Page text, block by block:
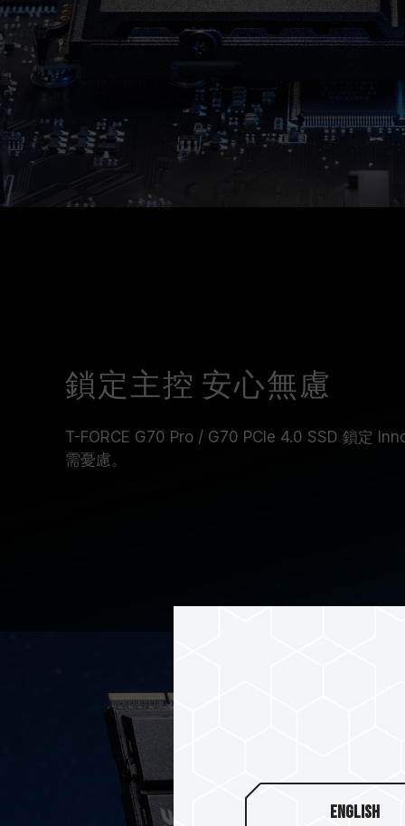
鎖定主控 安心無慮
T-FORCE G70 Pro / G70 PCIe 4.0 SSD 鎖定
需憂慮。
English